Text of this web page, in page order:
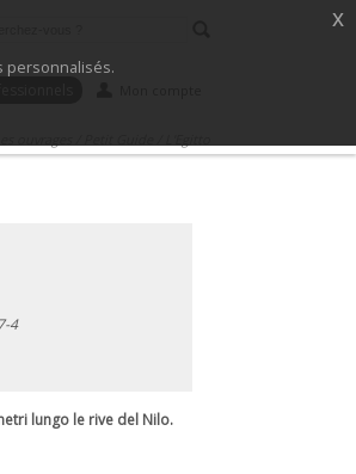
4
lungo le rive del Nilo.
personnalisés.
x